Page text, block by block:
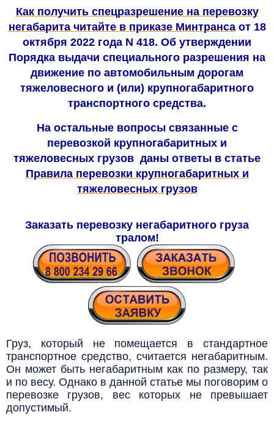
Как получить спецразрешение на перевозку
негабарита читайте в приказе Минтрансаот 18
октября 2022 года N 418. Об утверждении
Порядка выдачи специального разрешения на
движение по автомобильным дорогам
тяжеловесного и (или) крупногабаритного
транспортного средства.
На остальные вопросы связанные с
перевозкой крупногабаритных и
тяжеловесных грузов даны ответы в статье
Правила перевозки крупногабаритных и
тяжеловесных грузов
Заказать перевозку негабаритного груза
тралом!
Груз, который не помещается в стандартное
транспортное средство, считается негабаритным.
Он может быть негабаритным как по размеру, так
и по весу. Однако в данной статье мы поговорим о
перевозке грузов, вес которых не превышает
допустимый.